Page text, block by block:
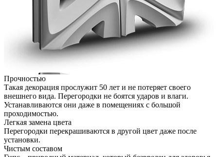
Прочностью
Такая декорация прослужит 50 лет и не потеряет своего
внешнего вида. Перегородки не боятся ударов и влаги.
Устанавливаются они даже в помещениях с большой
проходимостью.
Легкая замена цвета
Перегородки перекрашиваются в другой цвет даже после
установки.
Чистым составом